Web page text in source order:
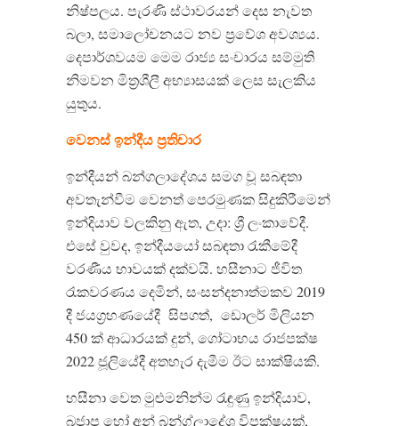
නිෂ්පලය. පැරණි ස්ථාවරයන් දෙස නැවත
බලා, සමාලෝචනයට නව ප්‍රවේශ අවශ්‍යය.
දෙපාර්ශවයම මෙම රාජ්‍ය සංචාරය සම්මුති
නිමවන මිත්‍රශීලී අභ්‍යාසයක් ලෙස සැලකිය
යුතුය.
වෙනස්ඉන්දීයප්‍රතිචාර
ඉන්දීයන් බන්ගලාදේශය සමග වූ සබඳතා
අවතැන්වීම වෙනත් පෙරමුණක සිදුකිරීමෙන්
ඉන්දියාව වලකිනු ඇත, උදා: ශ්‍රී ලංකාවේදී.
එසේ වුවද, ඉන්දීයයෝ සබඳතා රැකීමේදී
වරණීය භාවයක් දක්වයි. හසීනාට ජීවිත
රැකවරණය දෙමින්, සංසන්දනාත්මකව 2019
දී ජයග්‍රහණයේදී සිපගත්, ඩොලර් මිලියන
450ක් ආධාරයක් දුන්, ගෝටාභය රාජපක්ෂ
2022ජූලියේදී අතහැර දැමීම ඊට සාක්ෂියකි.
හසීනා වෙත මුළුමනින්ම රැඳුණු ඉන්දියාව,
බජාප හෝ අන් බන්ග්ලාදේශ විපක්ෂයක්,